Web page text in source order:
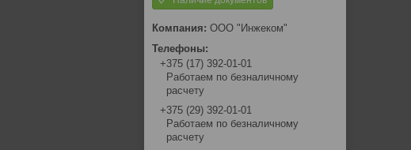
ООО "Инжеком"
+375 (17) 392-01-01
Работаем по безналичному
расчету
+375 (29) 392-01-01
Работаем по безналичному
расчету